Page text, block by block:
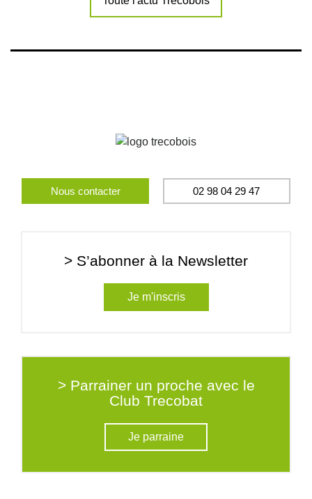
Nous contacter 02 98 04 29 47
> S’abonner à la Newsletter
Je m'inscris
> Parrainer un proche avec le
Club Trecobat
Je parraine